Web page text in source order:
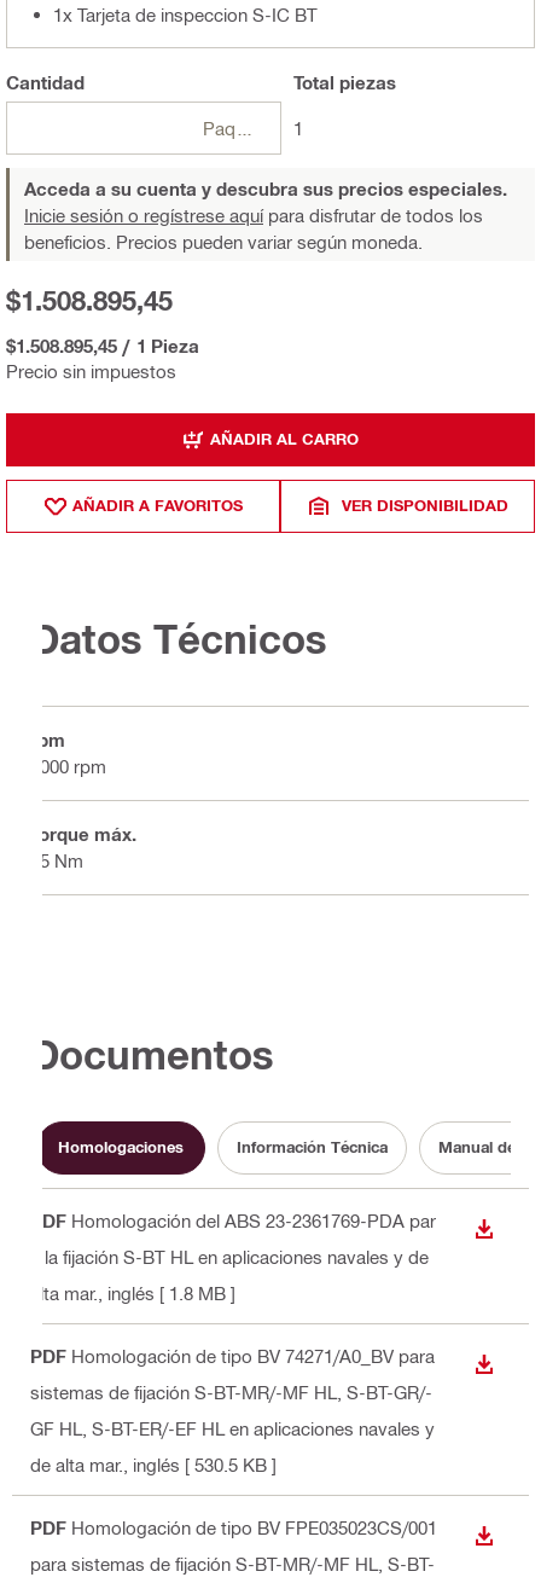
1x Tarjeta de inspeccion S-IC BT
Cantidad Total piezas
1
Acceda a su cuenta y descubra sus precios especiales.
Inicie sesión o regístrese aquípara disfrutar de todos los
beneficios. Precios pueden variar según moneda.
Precio sin impuestos
$1.508.895,45
$1.508.895,45 / 1 Pieza
AÑADIR AL CARRO
AÑADIR A FAVORITOS VER DISPONIBILIDAD
Datos Técnicos
rpm
2000 rpm
Torque máx.
85 Nm
Documentos
Homologaciones Información Técnica Manual de
PDF Homologación del ABS 23-2361769-PDA par
a la fijación S-BT HL en aplicaciones navales y de
alta mar.
, inglés [ 1.8 MB ]
PDF Homologación de tipo BV 74271/A0_BV para
sistemas de fijación S-BT-MR/-MF HL, S-BT-GR/-
GF HL, S-BT-ER/-EF HL en aplicaciones navales y
de alta mar.
, inglés [ 530.5 KB ]
PDF Homologación de tipo BV FPE035023CS/001
para sistemas de fijación S-BT-MR/-MF HL, S-BT-